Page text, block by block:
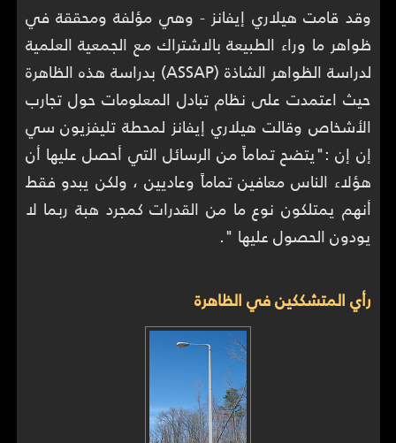
وقد قامت هيلاري إيفانز - وهي مؤلفة ومحققة في
ظواهر ما وراء الطبيعة بالاشتراك مع الجمعية العلمية
لدراسة الظواهر الشاذة (ASSAP) بدراسة هذه الظاهرة
حيث اعتمدت على نظام تبادل المعلومات حول تجارب
الأشخاص وقالت هيلاري إيفانز لمحطة تليفزيون سي
إن إن :"يتضح تماماً من الرسائل التي أحصل عليها أن
هؤلاء الناس معافين تماماً وعاديين ، ولكن يبدو فقط
أنهم يمتلكون نوع ما من القدرات كمجرد هبة ربما لا
يودون الحصول عليها ".
رأي المتشككين في الظاهرة